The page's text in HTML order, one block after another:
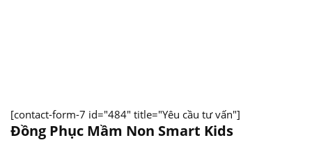
[contact-form-7 id="484" title="Yêu cầu tư vấn"]
Đồng Phục Mầm Non Smart Kids